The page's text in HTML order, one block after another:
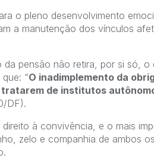
o pleno desenvolvimento
a manutenção dos vínculos
da pensão não retira, por si só,
“O inadimplemento da
de institutos
DF).
à convivência, e o mais
zelo e companhia de ambos